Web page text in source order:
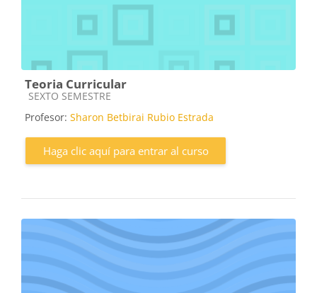
Teoria Curricular
Categoría de cursos
SEXTO SEMESTRE
Profesor: Sharon Betbirai Rubio Estrada
Haga clic aquí para entrar al curso